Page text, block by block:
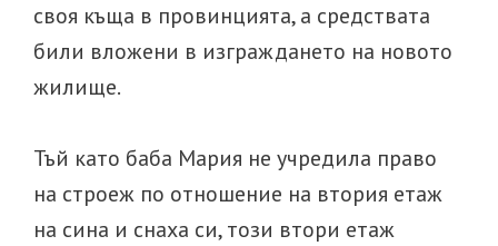
своя къща в провинцията, а средствата
били вложени в изграждането на новото
жилище.
Тъй като баба Мария не учредила право
на строеж по отношение на втория етаж
на сина и снаха си, този втори етаж